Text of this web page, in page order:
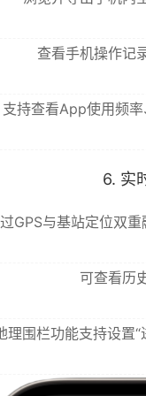
查看手机操作记
支持查看App使用频率
6. 实
GPS与基站定位双
可查看历
理围栏功能支持设置“